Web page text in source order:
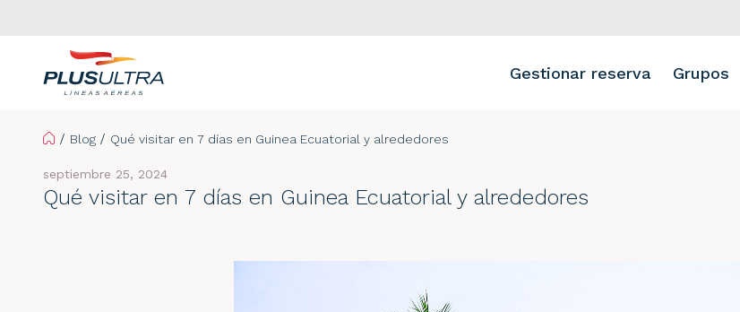
Gestionar reserva Grupos
Home
Blog Qué visitar en 7 días en Guinea Ecuatorial y alrededores
Qué visitar en 7 días en Guinea Ecuatorial y alrededores
septiembre 25, 2024